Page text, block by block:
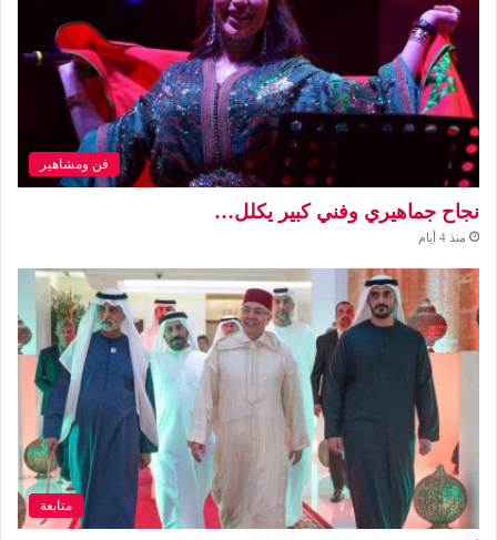
فن ومشاهير
نجاح جماهيري وفني كبير يكلل…
منذ 4 أيام
متابعة